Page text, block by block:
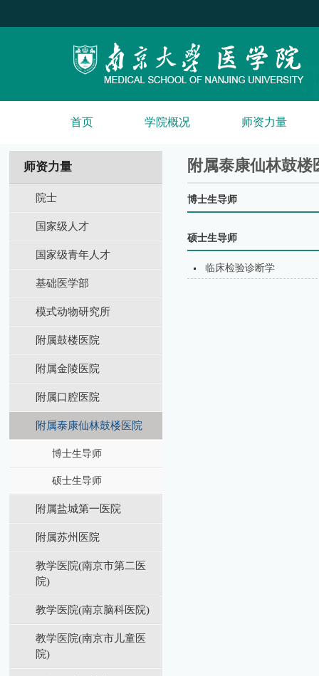
首页 学院概况 师资力量
师资力量
院士
国家级人才
国家级青年人才
基础医学部
模式动物研究所
附属鼓楼医院
附属金陵医院
附属口腔医院
附属泰康仙林鼓楼医院
博士生导师
硕士生导师
附属盐城第⼀医院
附属苏州医院
教学医院(南京市第二医
院)
教学医院(南京脑科医院)
教学医院(南京市儿童医
院)
附属泰康仙林鼓楼
博士生导师
硕士生导师
临床检验诊断学